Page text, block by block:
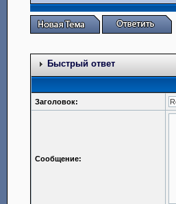
Быстрый ответ
Заголовок:
Сообщение: